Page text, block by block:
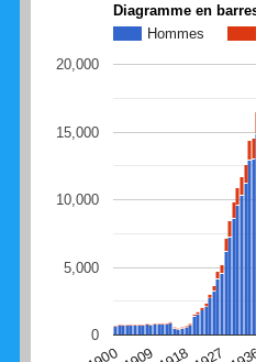
Diagramme en
Hommes
0
5,000
10,000
15,000
20,000
(Graphique Google Charts,
navigateur Safari en ce